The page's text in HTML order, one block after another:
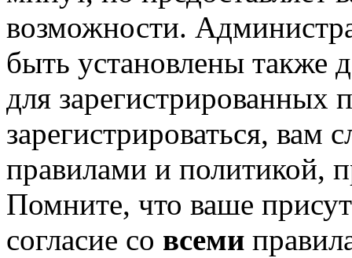
возможности.
быть установлены также
для зарегистрированных
зарегистрироваться, вам
правилами и политикой,
Помните, что ваше
согласие со всеми